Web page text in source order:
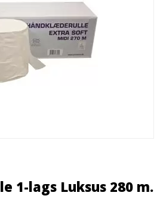
1-lags Luksus 280 m.